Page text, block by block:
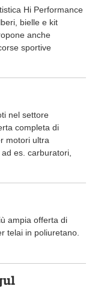
Hi Performance
bielle e kit
anche
sportive
nel settore
completa di
motori ultra
es. carburatori,
ampia offerta di
telai in poliuretano.